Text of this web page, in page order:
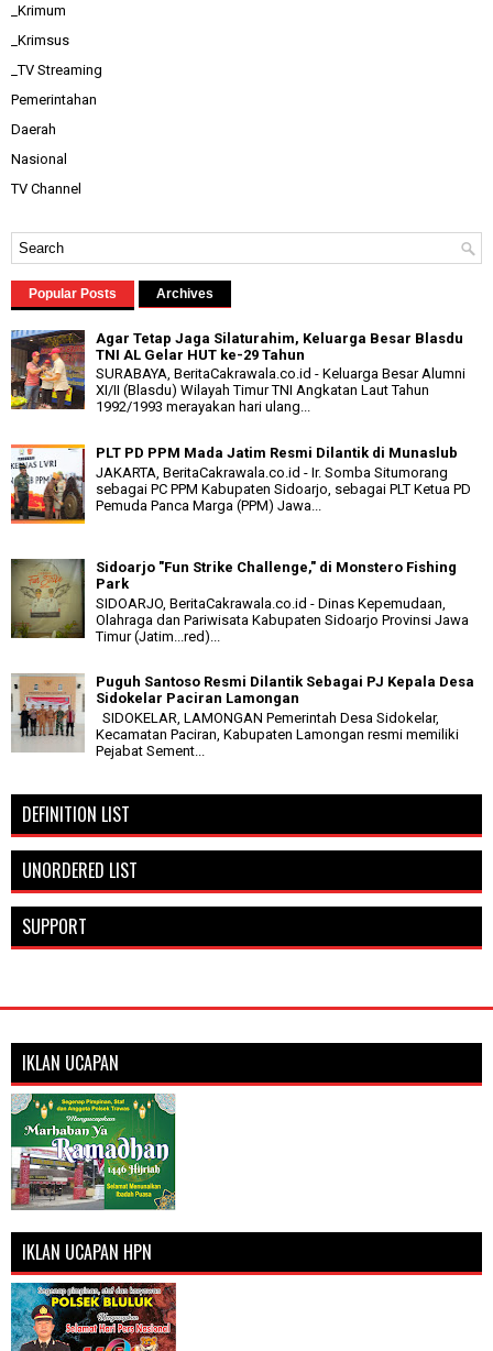
_Krimum
_Krimsus
_TV Streaming
Pemerintahan
Daerah
Nasional
TV Channel
Popular Posts Archives
Agar Tetap Jaga Silaturahim, Keluarga Besar Blasdu
TNI AL Gelar HUT ke-29 Tahun
SURABAYA, BeritaCakrawala.co.id - Keluarga Besar Alumni
XI/II (Blasdu) Wilayah Timur TNI Angkatan Laut Tahun
1992/1993 merayakan hari ulang...
PLT PD PPM Mada Jatim Resmi Dilantik di Munaslub
JAKARTA, BeritaCakrawala.co.id - Ir. Somba Situmorang
sebagai PC PPM Kabupaten Sidoarjo, sebagai PLT Ketua PD
Pemuda Panca Marga (PPM) Jawa...
Sidoarjo "Fun Strike Challenge," di Monstero Fishing
Park
SIDOARJO, BeritaCakrawala.co.id - Dinas Kepemudaan,
Olahraga dan Pariwisata Kabupaten Sidoarjo Provinsi Jawa
Timur (Jatim...red)...
Puguh Santoso Resmi Dilantik Sebagai PJ Kepala Desa
Sidokelar Paciran Lamongan
SIDOKELAR, LAMONGAN Pemerintah Desa Sidokelar,
Kecamatan Paciran, Kabupaten Lamongan resmi memiliki
Pejabat Sement...
DEFINITION LIST
UNORDERED LIST
SUPPORT
IKLAN UCAPAN
IKLAN UCAPAN HPN